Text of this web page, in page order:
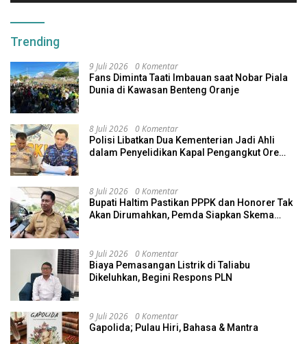
Trending
9 Juli 2026 0 Komentar
Fans Diminta Taati Imbauan saat Nobar Piala
Dunia di Kawasan Benteng Oranje
8 Juli 2026 0 Komentar
Polisi Libatkan Dua Kementerian Jadi Ahli
dalam Penyelidikan Kapal Pengangkut Ore
8 Juli 2026 0 Komentar
Bupati Haltim Pastikan PPPK dan Honorer Tak
Akan Dirumahkan, Pemda Siapkan Skema
9 Juli 2026 0 Komentar
Biaya Pemasangan Listrik di Taliabu
Dikeluhkan, Begini Respons PLN
9 Juli 2026 0 Komentar
Gapolida; Pulau Hiri, Bahasa & Mantra